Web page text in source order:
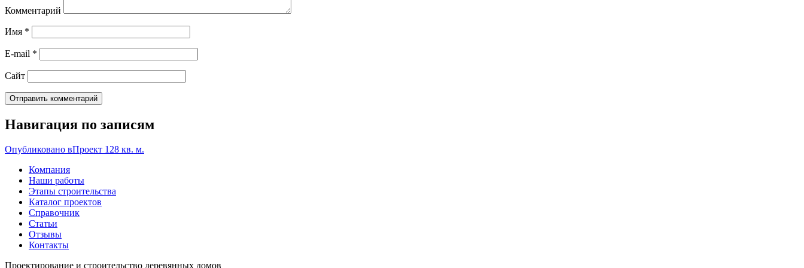
Комментарий
Имя *
E-mail *
Сайт
Навигация по записям
Опубликовано вПроект 128 кв. м.
Компания
Наши работы
Этапы строительства
Каталог проектов
Справочник
Статьи
Отзывы
Контакты
Проектирование и строительство деревянных домов